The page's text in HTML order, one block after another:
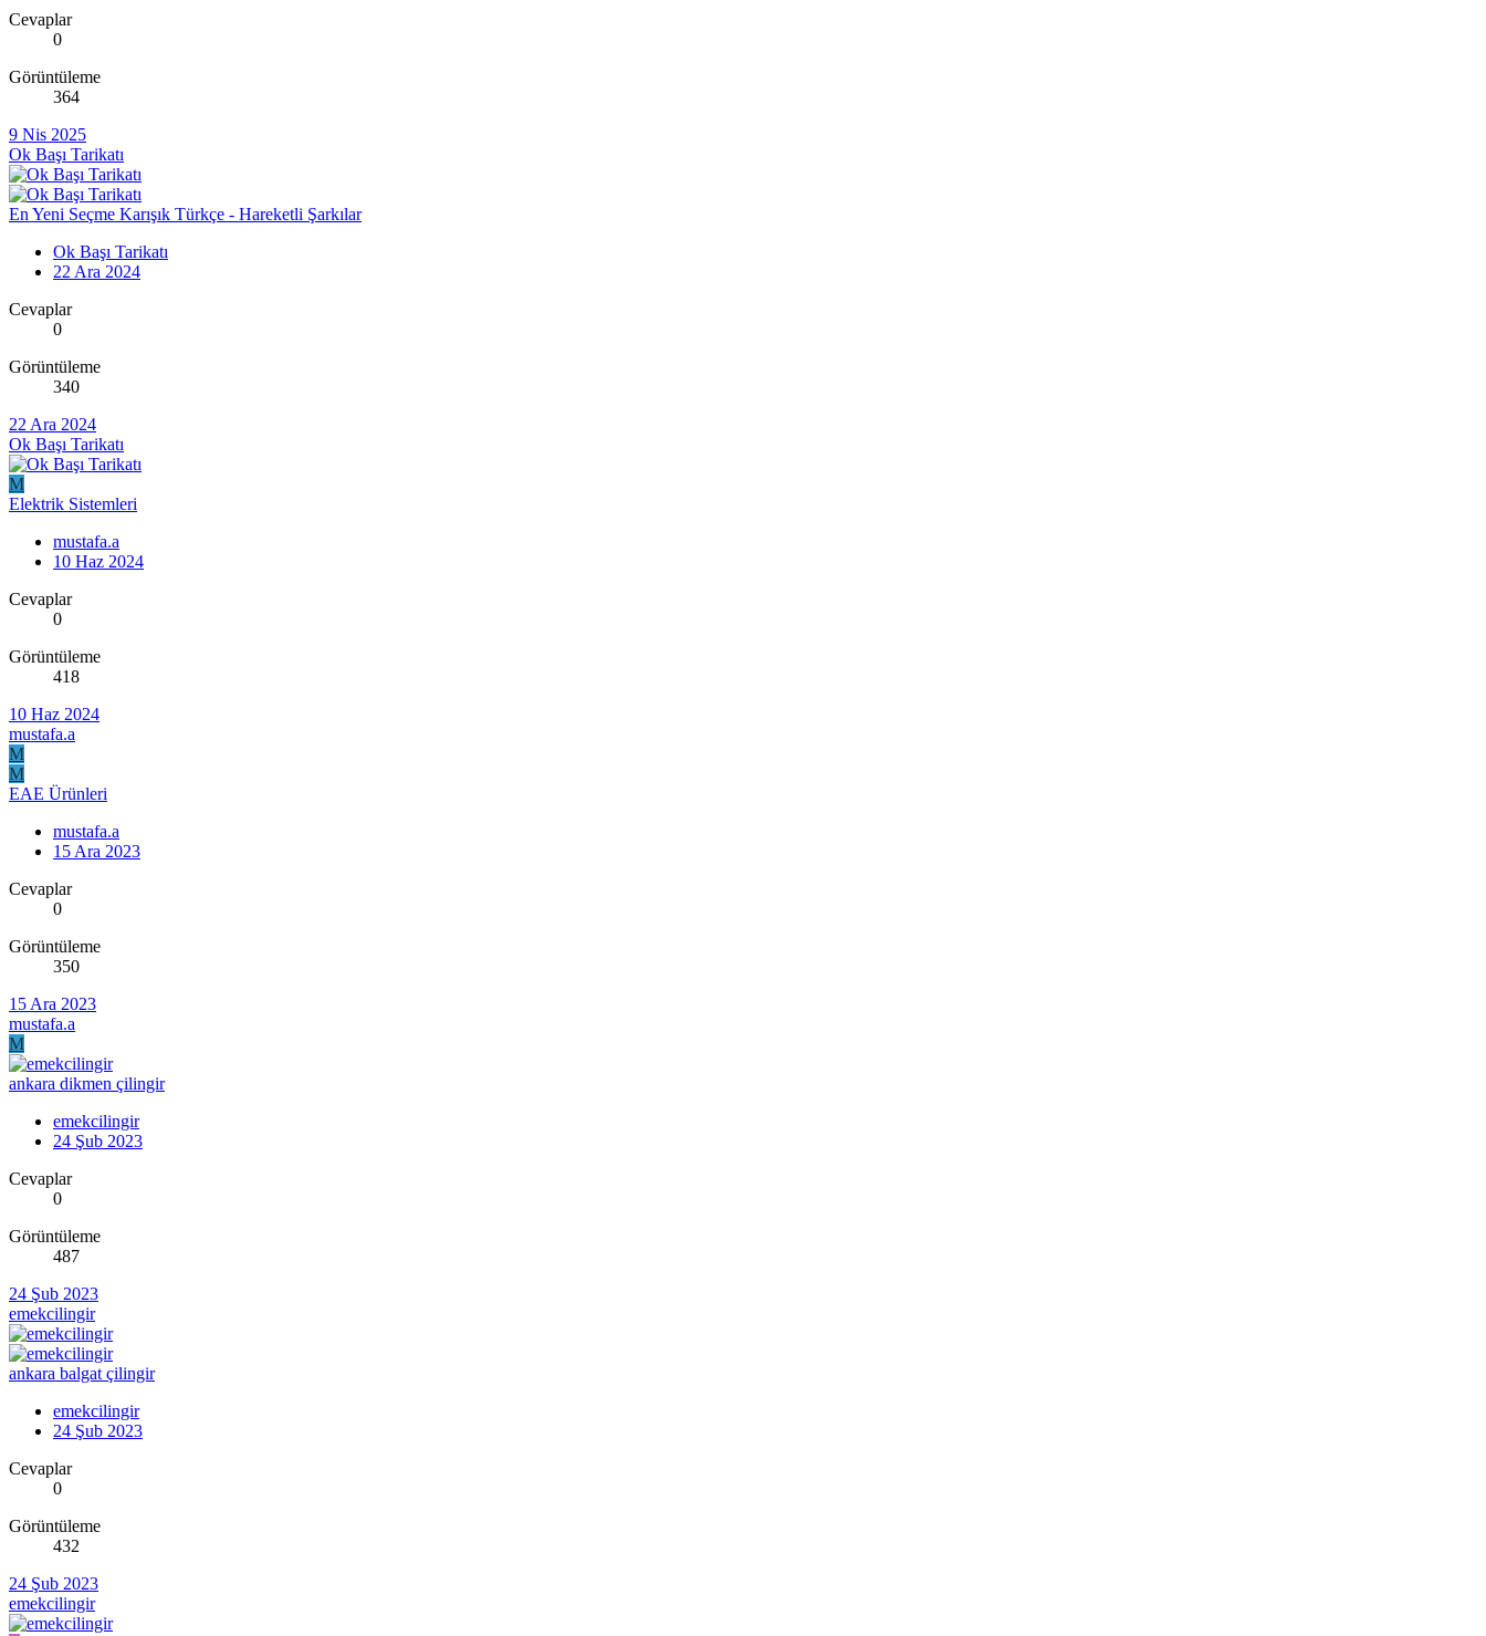
Cevaplar
0
Görüntüleme
364
9 Nis 2025
Ok Başı Tarikatı
En Yeni Seçme Karışık Türkçe - Hareketli Şarkılar
Ok Başı Tarikatı
22 Ara 2024
Cevaplar
0
Görüntüleme
340
22 Ara 2024
Ok Başı Tarikatı
M
Elektrik Sistemleri
mustafa.a
10 Haz 2024
Cevaplar
0
Görüntüleme
418
10 Haz 2024
mustafa.a
M
M
EAE Ürünleri
mustafa.a
15 Ara 2023
Cevaplar
0
Görüntüleme
350
15 Ara 2023
mustafa.a
M
ankara dikmen çilingir
emekcilingir
24 Şub 2023
Cevaplar
0
Görüntüleme
487
24 Şub 2023
emekcilingir
ankara balgat çilingir
emekcilingir
24 Şub 2023
Cevaplar
0
Görüntüleme
432
24 Şub 2023
emekcilingir